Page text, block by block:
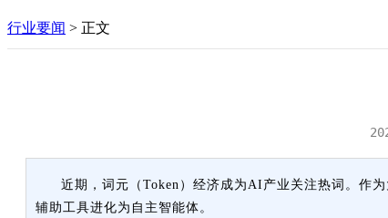
行业要闻 > 正文
近期，词元（Token）经济成为AI产业关注热词。作
辅助工具进化为自主智能体。